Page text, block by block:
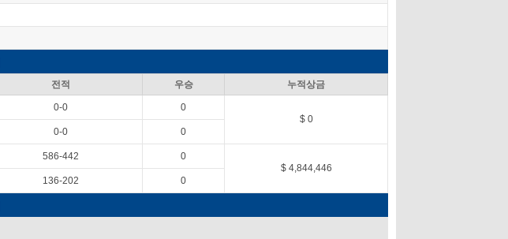
전적 우승 누적상금
0-0
0
$ 0
0-0 0
586-442
0
$ 4,844,446
136-202 0